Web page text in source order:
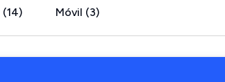
Móvil (3)